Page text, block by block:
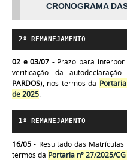
CRONOGRAMA
2º REMANEJAMENTO
02 e 03/07 - Prazo para interpor
verificação da
PARDOS), nos termos da
de 2025.
1º REMANEJAMENTO
16/05 - Resultado das
termos da Portaria nº 27/2025/